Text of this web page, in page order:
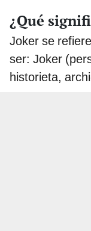
¿Qué
Joker se
ser: Joker
historieta,